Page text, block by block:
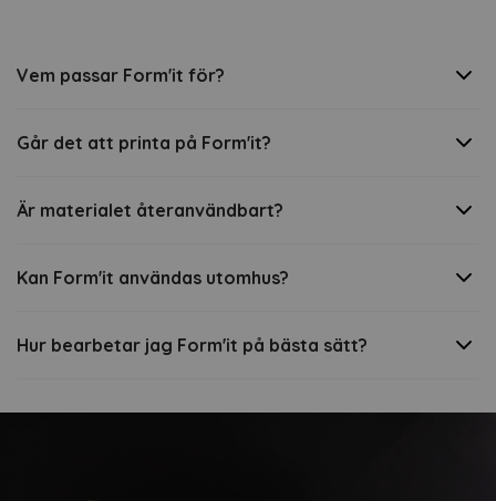
Vem passar Form'it för?
Går det att printa på Form'it?
Är materialet återanvändbart?
Kan Form'it användas utomhus?
Hur bearbetar jag Form'it på bästa sätt?